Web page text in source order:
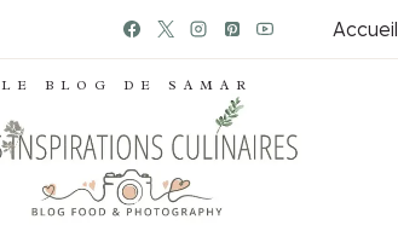
Accueil
LE BLOG DE SAMAR